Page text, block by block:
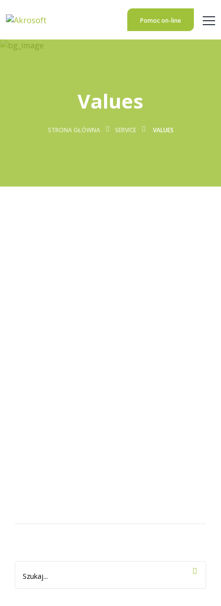
Pomoc on-line
Values
STRONA GŁÓWNA SERVICE VALUES